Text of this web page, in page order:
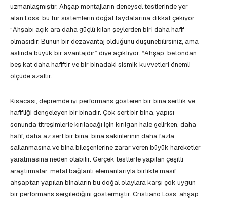
uzmanlaşmıştır. Ahşap montajların deneysel testlerinde yer
alan Loss, bu tür sistemlerin doğal faydalarına dikkat çekiyor.
“Ahşabı açık ara daha güçlü kılan şeylerden biri daha hafif
olmasıdır. Bunun bir dezavantaj olduğunu düşünebilirsiniz, ama
aslında büyük bir avantajdır” diye açıklıyor. “Ahşap, betondan
beş kat daha hafiftir ve bir binadaki sismik kuvvetleri önemli
ölçüde azaltır.”
Kısacası, depremde iyi performans gösteren bir bina sertlik ve
hafifliği dengeleyen bir binadır. Çok sert bir bina, yapısı
sonunda titreşimlerle kırılacağı için kırılgan hale gelirken, daha
hafif, daha az sert bir bina, bina sakinlerinin daha fazla
sallanmasına ve bina bileşenlerine zarar veren büyük hareketler
yaratmasına neden olabilir. Gerçek testlerle yapılan çeşitli
araştırmalar, metal bağlantı elemanlarıyla birlikte masif
ahşaptan yapılan binaların bu doğal olaylara karşı çok uygun
bir performans sergilediğini göstermiştir. Cristiano Loss, ahşap